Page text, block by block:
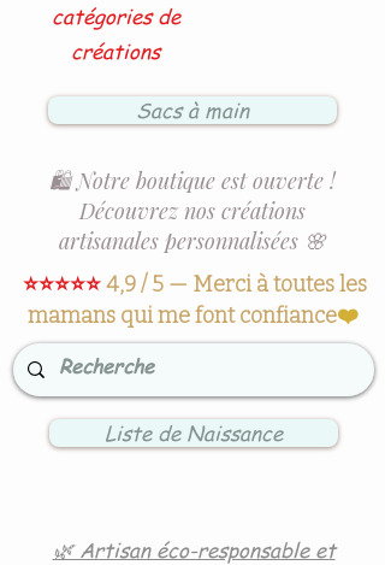
catégories de
créations
Sacs à main
🛍️ Notre boutique est ouverte !
Découvrez nos créations
artisanales personnalisées 🌸
⭐⭐⭐⭐⭐4,9 / 5 — Merci à toutes les
mamans qui me font confiance❤️
Liste de Naissance
🌿 Artisan éco-responsable et